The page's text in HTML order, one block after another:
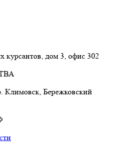
курсантов, дом 3, офис 302
Климовск, Бережковский